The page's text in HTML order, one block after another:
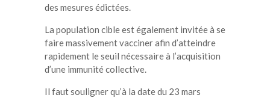
des mesures édictées.
La population cible est également invitée à se
faire massivement vacciner afin d’atteindre
rapidement le seuil nécessaire à l’acquisition
d’une immunité collective.
Il faut souligner qu’à la date du 23 mars